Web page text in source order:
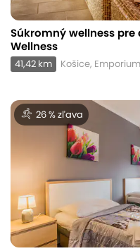
Súkromný wellness
Wellness
41,42 km Košice,
26 % zľava